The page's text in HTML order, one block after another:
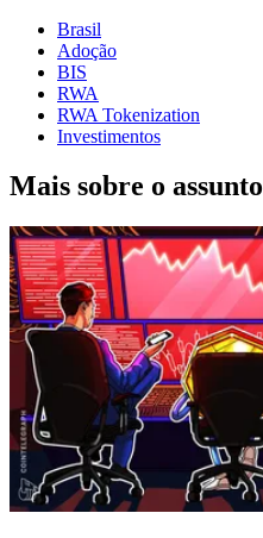
Brasil
Adoção
BIS
RWA
RWA Tokenization
Investimentos
Mais sobre o assunto